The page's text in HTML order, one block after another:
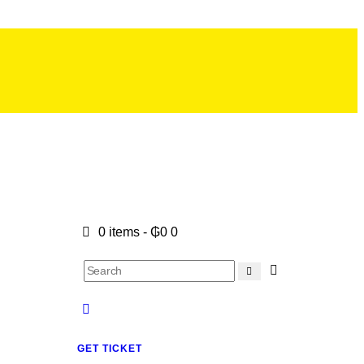
0 items - ₲0 0
GET TICKET